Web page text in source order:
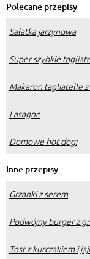
Polecane przepisy
Sałatka jarzynowa
Super szybkie
Makaron tagliatelle
Lasagne
Domowe hot dogi
Inne przepisy
Grzanki z serem
Podwójny burger z
Tost z kurczakiem i